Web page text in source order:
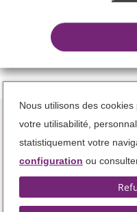
Nous utilisons des
votre utilisabilité,
statistiquement votre
configuration ou